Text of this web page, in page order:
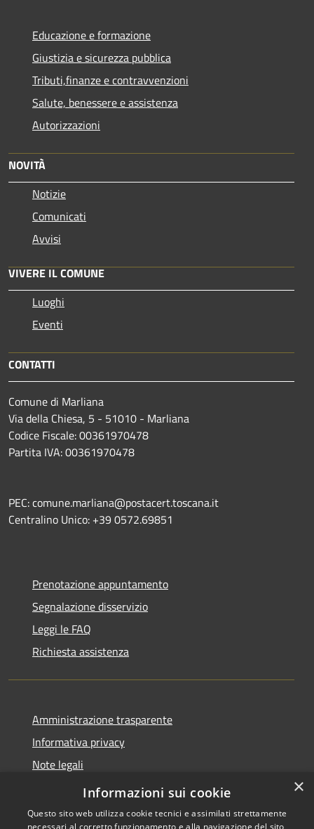
Educazione e formazione
Giustizia e sicurezza pubblica
Tributi,finanze e contravvenzioni
Salute, benessere e assistenza
Autorizzazioni
NOVITÀ
Notizie
Comunicati
Avvisi
VIVERE IL COMUNE
Luoghi
Eventi
CONTATTI
Comune di Marliana
Via della Chiesa, 5 - 51010 - Marliana
Codice Fiscale: 00361970478
Partita IVA: 00361970478
PEC: comune.marliana@postacert.toscana.it
Centralino Unico: +39 0572.69851
Prenotazione appuntamento
Segnalazione disservizio
Leggi le FAQ
Richiesta assistenza
Amministrazione trasparente
Informativa privacy
Note legali
Dichiarazione di accessibilità
×
Informazioni sui cookie
Questo sito web utilizza cookie tecnici e assimilati strettamente
necessari al corretto funzionamento e alla navigazione del sito,